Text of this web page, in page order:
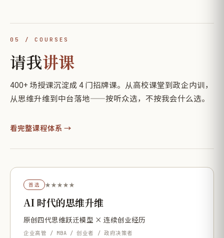
05 / COURSES
请我讲课
400+ 场授课沉淀成 4 门招牌课。从高校课堂到政企内训，
从思维升维到中台落地——按听众选，不按我会什么选。
看完整课程体系 →
首选 ★★★★★
AI 时代的思维升维
原创四代思维跃迁模型 × 连续创业经历
企业高管 / MBA / 创业者 / 政府决策者